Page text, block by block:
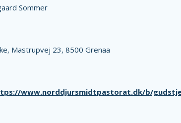
Sommer
Mastrupvej 23, 8500 Grenaa
www.norddjursmidtpastorat.dk/b/